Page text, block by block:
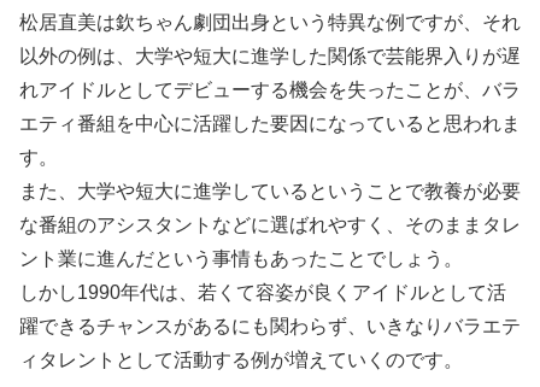
松居直美は欽ちゃん劇団出身という特異な例ですが、それ
以外の例は、大学や短大に進学した関係で芸能界入りが遅
れアイドルとしてデビューする機会を失ったことが、バラ
エティ番組を中心に活躍した要因になっていると思われま
す。
また、大学や短大に進学しているということで教養が必要
な番組のアシスタントなどに選ばれやすく、そのままタレ
ント業に進んだという事情もあったことでしょう。
しかし1990年代は、若くて容姿が良くアイドルとして活
躍できるチャンスがあるにも関わらず、いきなりバラエテ
ィタレントとして活動する例が増えていくのです。